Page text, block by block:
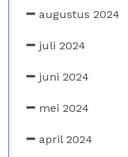
augustus 2024
juli 2024
juni 2024
mei 2024
april 2024